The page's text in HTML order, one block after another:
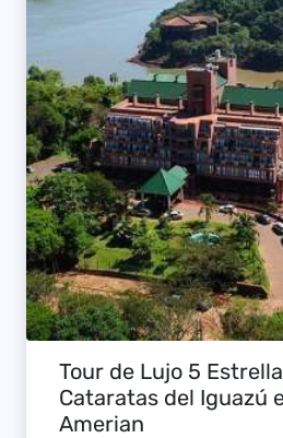
Tour de Lujo 5
Cataratas del Iguazú
Amerian